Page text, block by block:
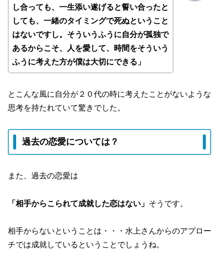
し合っても、一生添い遂げると誓い合ったと
しても、一緒のタイミングで死ぬということ
はないですし。そういうふうに自分が孤独で
あるからこそ、人を愛して、時間をそういう
ふうに考えた方が僕は大切にできる」
とこんな風に自分が２０代の時に考えたことがないような
思考を持たれていて驚きでした。
過去の恋愛については？
また、過去の恋愛は
「相手からこられて成就した恋はない」 そうです。
相手からないということは・・・水上さんからのアプロー
チでは成就しているということでしょうね。